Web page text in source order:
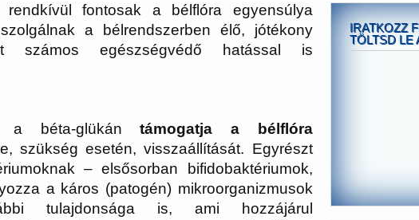
rendkívül fontosak a bélflóra egyensúlya
a bélrendszerben élő, jótékony
számos egészségvédő hatással is
a béta-glükántámogatja a bélflóra
szükség esetén, visszaállítását. Egyrészt
– elsősorban bifidobaktériumok,
a káros (patogén) mikroorganizmusok
tulajdonsága is, ami hozzájárul
IRATKOZZ
TÖLTSD LE